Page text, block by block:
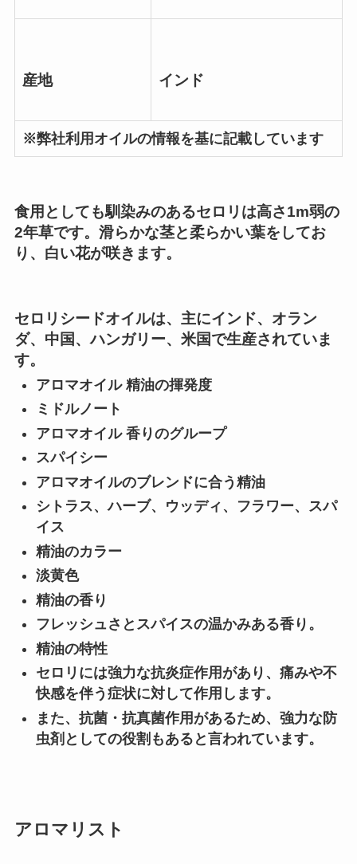
産地 インド
※弊社利用オイルの情報を基に記載しています
食用としても馴染みのあるセロリは高さ1m弱の
2年草です。滑らかな茎と柔らかい葉をしてお
り、白い花が咲きます。
セロリシードオイルは、主にインド、オラン
ダ、中国、ハンガリー、米国で生産されていま
す。
アロマオイル 精油の揮発度
ミドルノート
アロマオイル 香りのグループ
スパイシー
アロマオイルのブレンドに合う精油
シトラス、ハーブ、ウッディ、フラワー、スパ
イス
精油のカラー
淡黄色
精油の香り
フレッシュさとスパイスの温かみある香り。
精油の特性
セロリには強力な抗炎症作用があり、痛みや不
快感を伴う症状に対して作用します。
また、抗菌・抗真菌作用があるため、強力な防
虫剤としての役割もあると言われています。
アロマリスト